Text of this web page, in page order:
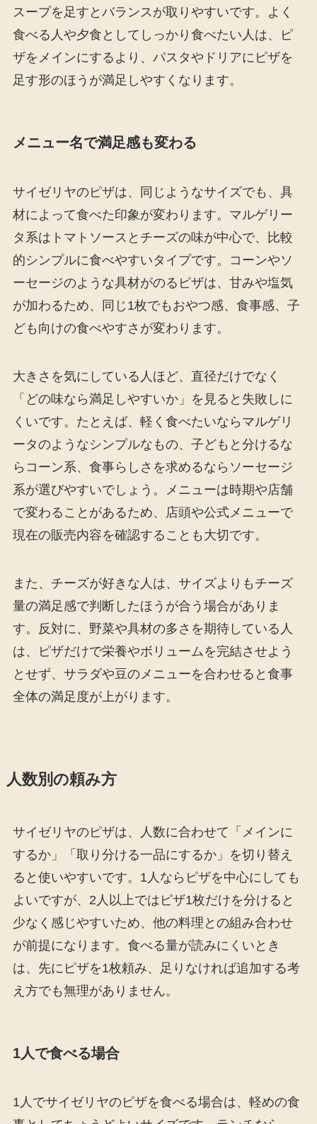
スープを足すとバランスが取りやすいです。よく
食べる人や夕食としてしっかり食べたい人は、ピ
ザをメインにするより、パスタやドリアにピザを
足す形のほうが満足しやすくなります。
メニュー名で満足感も変わる
サイゼリヤのピザは、同じようなサイズでも、具
材によって食べた印象が変わります。マルゲリー
タ系はトマトソースとチーズの味が中心で、比較
的シンプルに食べやすいタイプです。コーンやソ
ーセージのような具材がのるピザは、甘みや塩気
が加わるため、同じ1枚でもおやつ感、食事感、子
ども向けの食べやすさが変わります。
大きさを気にしている人ほど、直径だけでなく
「どの味なら満足しやすいか」を見ると失敗しに
くいです。たとえば、軽く食べたいならマルゲリ
ータのようなシンプルなもの、子どもと分けるな
らコーン系、食事らしさを求めるならソーセージ
系が選びやすいでしょう。メニューは時期や店舗
で変わることがあるため、店頭や公式メニューで
現在の販売内容を確認することも大切です。
また、チーズが好きな人は、サイズよりもチーズ
量の満足感で判断したほうが合う場合がありま
す。反対に、野菜や具材の多さを期待している人
は、ピザだけで栄養やボリュームを完結させよう
とせず、サラダや豆のメニューを合わせると食事
全体の満足度が上がります。
人数別の頼み方
サイゼリヤのピザは、人数に合わせて「メインに
するか」「取り分ける一品にするか」を切り替え
ると使いやすいです。1人ならピザを中心にしても
よいですが、2人以上ではピザ1枚だけを分けると
少なく感じやすいため、他の料理との組み合わせ
が前提になります。食べる量が読みにくいとき
は、先にピザを1枚頼み、足りなければ追加する考
え方でも無理がありません。
1人で食べる場合
1人でサイゼリヤのピザを食べる場合は、軽めの食